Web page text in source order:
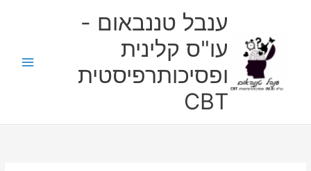
ענבל טננבאום -
עו"ס קלינית
ופסיכותרפיסטית
CBT